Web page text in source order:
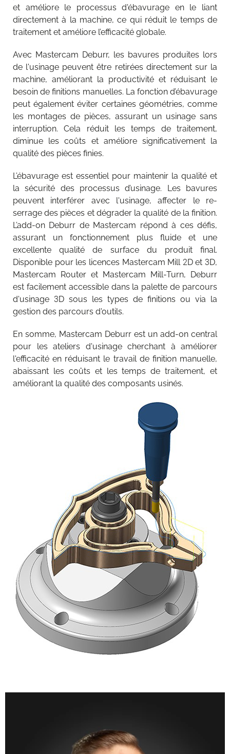
et améliore le processus d'ébavurage en le liant
directement à la machine, ce qui réduit le temps de
traitement et améliore l’efficacité globale.
Avec Mastercam Deburr, les bavures produites lors
de l'usinage peuvent être retirées directement sur la
machine, améliorant la productivité et réduisant le
besoin de finitions manuelles. La fonction d’ébavurage
peut également éviter certaines géométries, comme
les montages de pièces, assurant un usinage sans
interruption. Cela réduit les temps de traitement,
diminue les coûts et améliore significativement la
qualité des pièces finies.
L’ébavurage est essentiel pour maintenir la qualité et
la sécurité des processus d’usinage. Les bavures
peuvent interférer avec l'usinage, affecter le re-
serrage des pièces et dégrader la qualité de la finition.
L’add-on Deburr de Mastercam répond à ces défis,
assurant un fonctionnement plus fluide et une
excellente qualité de surface du produit final.
Disponible pour les licences Mastercam Mill 2D et 3D,
Mastercam Router et Mastercam Mill-Turn, Deburr
est facilement accessible dans la palette de parcours
d'usinage 3D sous les types de finitions ou via la
gestion des parcours d'outils.
En somme, Mastercam Deburr est un add-on central
pour les ateliers d'usinage cherchant à améliorer
l'efficacité en réduisant le travail de finition manuelle,
abaissant les coûts et les temps de traitement, et
améliorant la qualité des composants usinés.